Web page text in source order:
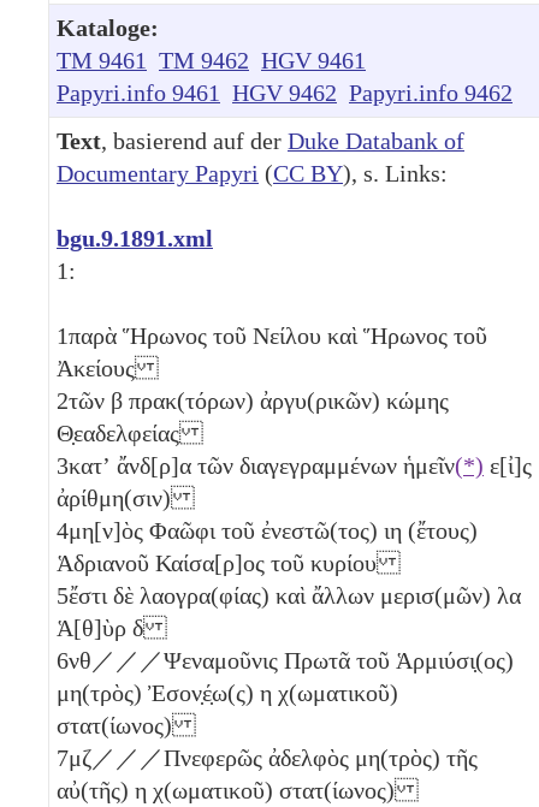
Kataloge:
TM 9461 TM 9462 HGV 9461
Papyri.info 9461 HGV 9462 Papyri.info 9462
Text, basierend auf der Duke Databank of
Documentary Papyri (CC BY), s. Links:
bgu.9.1891.xml
1:
1παρὰ Ἥρωνος τοῦ Νείλου καὶ Ἥρωνος τοῦ
Ἀκείους
2τῶν β πρακ(τόρων) ἀργυ(ρικῶν) κώμης
Θ̣εαδελφείας
3κατʼ ἄνδ[ρ]α τῶν διαγεγραμμένων ἡμεῖν(*) ε[ἰ]ς
ἀρίθμη(σιν)
4μη[ν]ὸς Φαῶφι τοῦ ἐνεστῶ(τος) ιη (ἔτους)
Ἁδριανοῦ Καίσα[ρ]ος τοῦ κυρίου
5ἔστι δὲ λαογρα(φίας) καὶ ἄλλων μερισ(μῶν) λα
Ἁ[θ]ὺρ δ
6νθ ／／／Ψεναμοῦνις Πρωτᾶ τοῦ Ἁρμιύσι̣(ος)
μη(τρὸς) Ἐσον̣έ̣ω(ς) η χ(ωματικοῦ)
στατ(ίωνος)
7μζ／／／Πνεφερῶς ἀδελφὸς μη(τρὸς) τῆς
αὐ(τῆς) η χ(ωματικοῦ) στατ(ίωνος)